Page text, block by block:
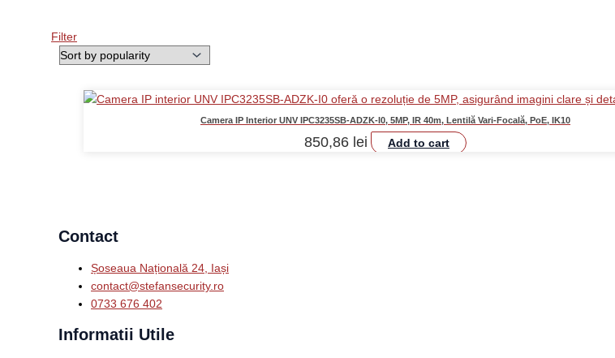
Filter
Camera IP Interior UNV IPC3235SB-ADZK-I0, 5MP, IR 40m, Lentilă Vari-Focală, PoE, IK10
850,86 lei Add to cart
Contact
Șoseaua Națională 24, Iași
contact@stefansecurity.ro
0733 676 402
Informatii Utile